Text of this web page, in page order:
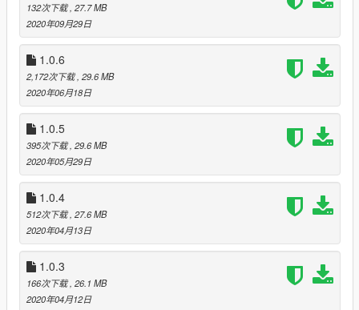
Inhalte (Version 1.0)
1. Bundespolizei Uniformen:
- Hemden (lang- und kurzärmlig) mit allen Dienstgraden
- Jacke
- Pullover
- Schirmmütze
- Basecap
- Barrett
- Sturmhaube
- Warnweste
- Kugelsichere Weste für den Streifendienst
- Combatshirts für Einsatzhundertschaften
2. Zoll Uniformen:
- Neue (blaue) Hemden (lang- und kurzärmlig)
- Kugelsichere Weste
- Bauschutzhelm
- Basecap
132次下载 , 27.7 MB
2020年09月29日
1.0.6
2,172次下载 , 29.6 MB
2020年06月18日
1.0.5
395次下载 , 29.6 MB
2020年05月29日
1.0.4
512次下载 , 27.6 MB
2020年04月13日
1.0.3
166次下载 , 26.1 MB
2020年04月12日